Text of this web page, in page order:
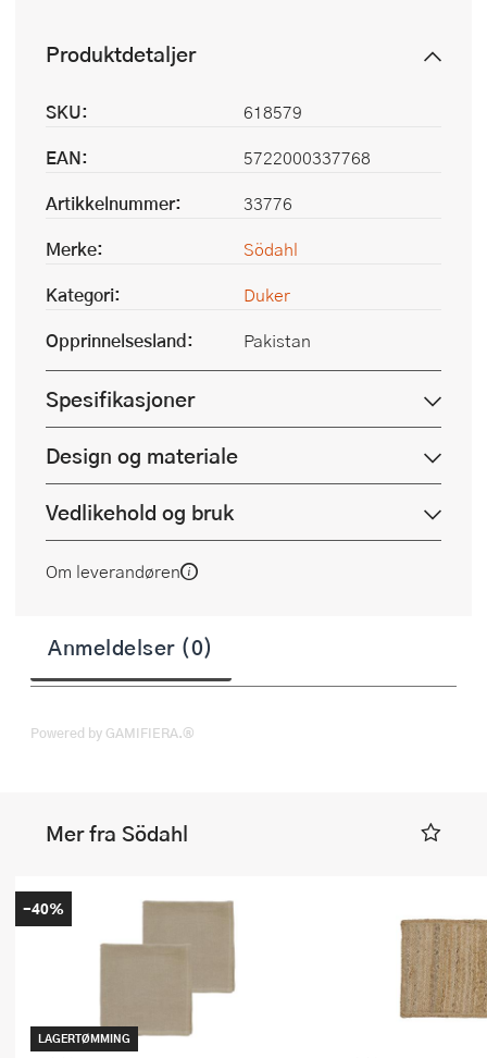
Produktdetaljer
SKU:
618579
EAN:
5722000337768
Artikkelnummer:
33776
Merke:
Södahl
Kategori:
Duker
Opprinnelsesland:
Pakistan
Spesifikasjoner
Design og materiale
Vedlikehold og bruk
Om leverandøren
Anmeldelser (0)
Powered by GAMIFIERA.®
Mer fra Södahl
LAGERTØMMING
-40%